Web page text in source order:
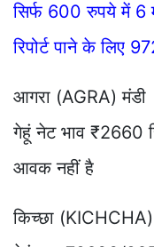
सिर्फ 600 रुपये में
रिपोर्ट पाने के लिए
आगरा (AGRA) मंडी
गेहूं नेट भाव ₹2660
आवक नहीं है
किच्छा